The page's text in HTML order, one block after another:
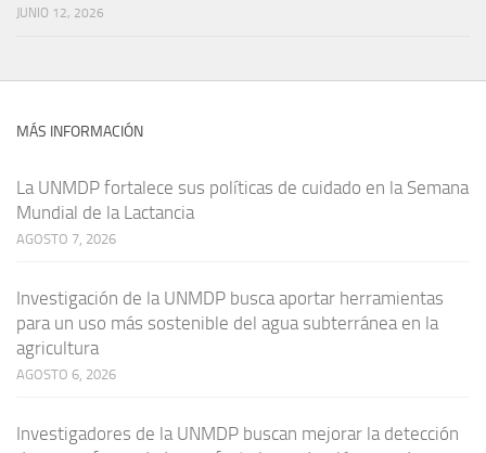
JUNIO 12, 2026
MÁS INFORMACIÓN
La UNMDP fortalece sus políticas de cuidado en la Semana
Mundial de la Lactancia
AGOSTO 7, 2026
Investigación de la UNMDP busca aportar herramientas
para un uso más sostenible del agua subterránea en la
agricultura
AGOSTO 6, 2026
Investigadores de la UNMDP buscan mejorar la detección